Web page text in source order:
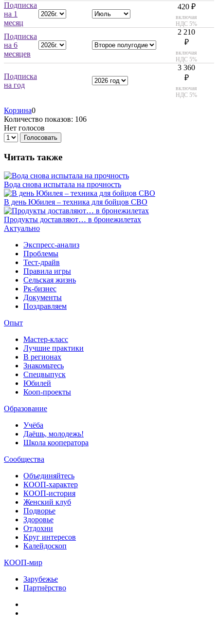
Подписка
на 1
месяц
420 ₽
включая
НДС 5%
Подписка
на 6
месяцев
2 210
₽
включая
НДС 5%
Подписка
на год
3 360
₽
включая
НДС 5%
Корзина0
Количество показов: 106
Нет голосов
Голосовать
Читать также
Вода снова испытала на прочность
В день Юбилея – техника для бойцов СВО
Продукты доставляют… в бронежилетах
Актуально
Экспресс-анализ
Проблемы
Тест-драйв
Правила игры
Сельская жизнь
Рк-бизнес
Документы
Поздравляем
Опыт
Мастер-класс
Лучшие практики
В регионах
Знакомьтесь
Спецвыпуск
Юбилей
Кооп-проекты
Образование
Учёба
Даёшь, молодежь!
Школа кооператора
Сообщества
Объединяйтесь
КООП-характер
КООП-история
Женский клуб
Подворье
Здоровье
Отдохни
Круг интересов
Калейдоскоп
КООП-мир
Зарубежье
Партнёрство